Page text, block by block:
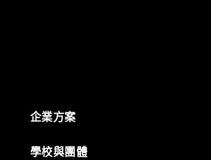
企業方案
學校與團體